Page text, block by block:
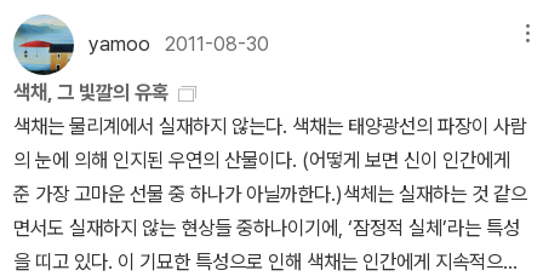
차 되지 않는다. 어느 날 갑자기 앞이 보이지 않는 상상을 하는 것은
타인의 고통과 불행에 대한 걱정과 연민 때문만은 아니다. 세상을 바
라보는 것만으로도 우리가 얼마나 행복해질 수 있는지 생각해본다.
우리가 바라보는 세상은 흑백도 아니고 컬러다. 초등학교 아니면 중
학교 때 처음 컬러 TV를 봤을 때의 그 환희를 기억한다. 사람의 눈은
몇 만 화소쯤 될까? 세상이 흑백으로 보이는 개라고 불행하란 법은
없지만 총천연색 칼라 화면의 경이로움은 무엇으로도 바꿀 수가 없는
황홀경이다. 하늘을 배경으로 흔들리는 나뭇잎의 아름다움에 눈물이
yamoo 2011-08-30
색채, 그 빛깔의 유혹
색채는 물리계에서 실재하지 않는다. 색채는 태양광선의 파장이 사람
의 눈에 의해 인지된 우연의 산물이다. (어떻게 보면 신이 인간에게
준 가장 고마운 선물 중 하나가 아닐까한다.)색체는 실재하는 것 같으
면서도 실재하지 않는 현상들 중하나이기에, ‘잠정적 실체’라는 특성
을 띠고 있다. 이 기묘한 특성으로 인해 색채는 인간에게 지속적으로